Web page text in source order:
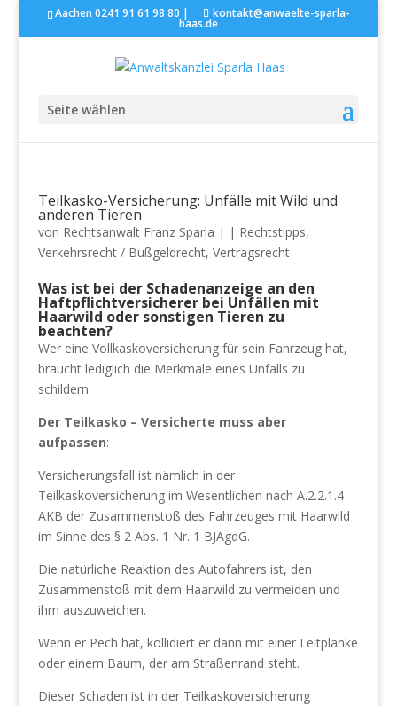
Aachen 0241 91 61 98 80 | kontakt@anwaelte-sparla-
haas.de
Seite wählen
Teilkasko-Versicherung: Unfälle mit Wild und
anderen Tieren
von Rechtsanwalt Franz Sparla | | Rechtstipps,
Verkehrsrecht / Bußgeldrecht, Vertragsrecht
Was ist bei der Schadenanzeige an den
Haftpflichtversicherer bei Unfällen mit
Haarwild oder sonstigen Tieren zu
beachten?
Wer eine Vollkaskoversicherung für sein Fahrzeug hat,
braucht lediglich die Merkmale eines Unfalls zu
schildern.
Der Teilkasko – Versicherte muss aber
aufpassen:
Versicherungsfall ist nämlich in der
Teilkaskoversicherung im Wesentlichen nach A.2.2.1.4
AKB der Zusammenstoß des Fahrzeuges mit Haarwild
im Sinne des § 2 Abs. 1 Nr. 1 BJAgdG.
Die natürliche Reaktion des Autofahrers ist, den
Zusammenstoß mit dem Haarwild zu vermeiden und
ihm auszuweichen.
Wenn er Pech hat, kollidiert er dann mit einer Leitplanke
oder einem Baum, der am Straßenrand steht.
Dieser Schaden ist in der Teilkasko­versicherung